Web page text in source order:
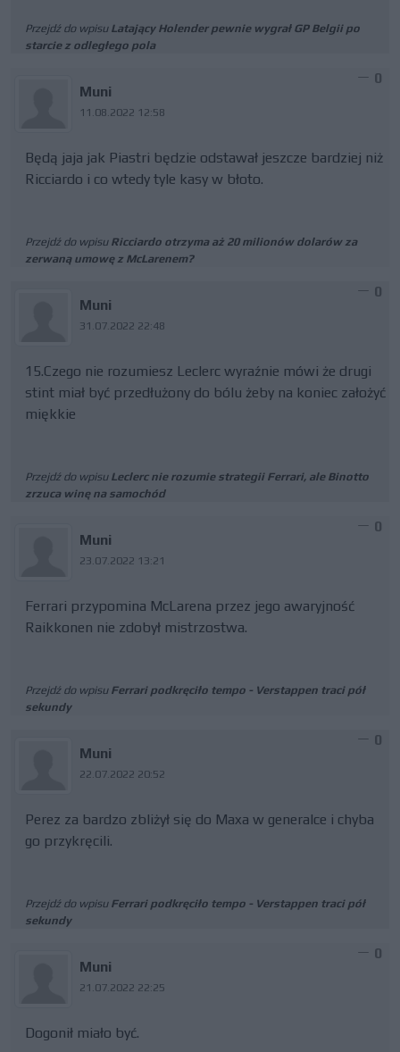
Przejdź do wpisu Latający Holender pewnie wygrał GP Belgii po
starcie z odległego pola
Muni
11.08.2022 12:58
0
Będą jaja jak Piastri będzie odstawał jeszcze bardziej niż
Ricciardo i co wtedy tyle kasy w błoto.
Przejdź do wpisu Ricciardo otrzyma aż 20 milionów dolarów za
zerwaną umowę z McLarenem?
Muni
31.07.2022 22:48
0
15.Czego nie rozumiesz Leclerc wyraźnie mówi że drugi
stint miał być przedłużony do bólu żeby na koniec założyć
miękkie
Przejdź do wpisu Leclerc nie rozumie strategii Ferrari, ale Binotto
zrzuca winę na samochód
Muni
23.07.2022 13:21
0
Ferrari przypomina McLarena przez jego awaryjność
Raikkonen nie zdobył mistrzostwa.
Przejdź do wpisu Ferrari podkręciło tempo - Verstappen traci pół
sekundy
Muni
22.07.2022 20:52
0
Perez za bardzo zbliżył się do Maxa w generalce i chyba
go przykręcili.
Przejdź do wpisu Ferrari podkręciło tempo - Verstappen traci pół
sekundy
Muni
21.07.2022 22:25
0
Dogonił miało być.